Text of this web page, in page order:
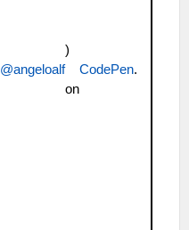
@angeloalf
)
on
CodePen.